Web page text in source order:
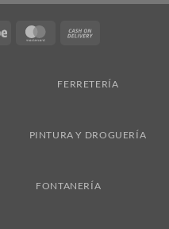
Stripe MasterCard
FERRETERÍA
PINTURA Y DROGUERÍA
FONTANERÍA